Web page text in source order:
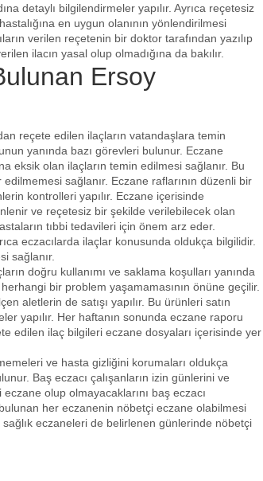
detaylı bilgilendirmeler yapılır. Ayrıca reçetesiz
en uygun olanının yönlendirilmesi
verilen reçetenin bir doktor tarafından yazılıp
ilacın yasal olup olmadığına da bakılır.
Ersoy
reçete edilen ilaçların vatandaşlara temin
yanında bazı görevleri bulunur. Eczane
eksik olan ilaçların temin edilmesi sağlanır. Bu
sağlanır. Eczane raflarının düzenli bir
kontrolleri yapılır. Eczane içerisinde
ve reçetesiz bir şekilde verilebilecek olan
tıbbi tedavileri için önem arz eder.
eczacılarda ilaçlar konusunda oldukça bilgilidir.
sağlanır.
doğru kullanımı ve saklama koşulları yanında
bir problem yaşamamasının önüne geçilir.
aletlerin de satışı yapılır. Bu ürünleri satın
yapılır. Her haftanın sonunda eczane raporu
edilen ilaç bilgileri eczane dosyaları içerisinde yer
ve hasta gizliğini korumaları oldukça
Baş eczacı çalışanların izin günlerini ve
olup olmayacaklarını baş eczacı
her eczanenin nöbetçi eczane olabilmesi
eczaneleri de belirlenen günlerinde nöbetçi